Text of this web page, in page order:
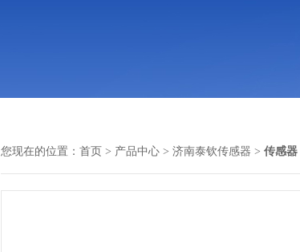
您现在的位置： 首页 > 产品中心 > 济南泰钦传感器 > 传感器